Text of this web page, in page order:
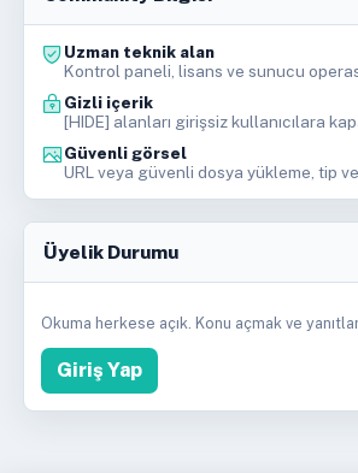
Uzman teknik alan
Kontrol paneli, lisans ve sunucu
Gizli içerik
[HIDE] alanları girişsiz kullanıcılara
Güvenli görsel
URL veya güvenli dosya yükleme, tip
Üyelik Durumu
Okuma herkese açık. Konu açmak ve
Giriş Yap